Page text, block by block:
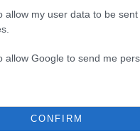
allow my user data to be
allow Google to send me
CONFIRM
το
για 3 λεπτά και
μπισκότα.